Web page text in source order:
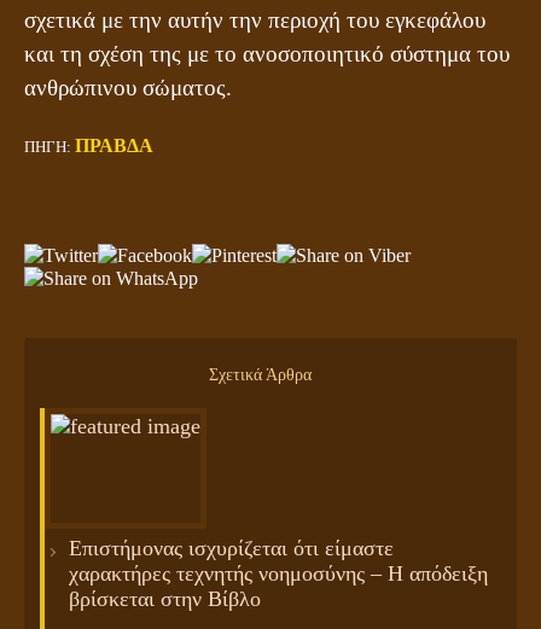
σχετικά με την αυτήν την περιοχή του εγκεφάλου
και τη σχέση της με το ανοσοποιητικό σύστημα του
ανθρώπινου σώματος.
ΠΗΓΗ: ΠΡΑΒΔΑ
Σχετικά Άρθρα
Επιστήμονας ισχυρίζεται ότι είμαστε
χαρακτήρες τεχνητής νοημοσύνης – Η απόδειξη
βρίσκεται στην Βίβλο